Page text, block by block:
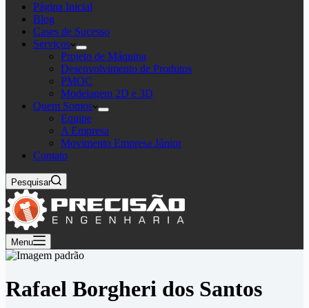
Página Inicial
Blog
Cases de Sucesso
Serviços
Projeto de Máquina
Desenvolvimento de Produtos
PMOC
Modelagem 2D e 3D
Quem Somos
Equipe
A Empresa
Movimento Empresa Júnior
Contato
Pesquisar
Menu
Rafael Borgheri dos Santos